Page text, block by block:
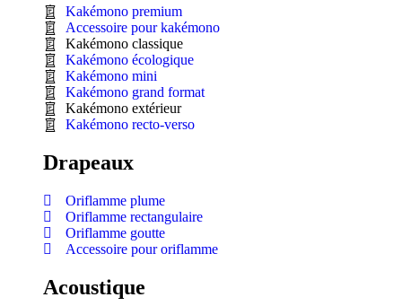
Kakémono premium
Accessoire pour kakémono
Kakémono classique
Kakémono écologique
Kakémono mini
Kakémono grand format
Kakémono extérieur
Kakémono recto-verso
Drapeaux
Oriflamme plume
Oriflamme rectangulaire
Oriflamme goutte
Accessoire pour oriflamme
Acoustique